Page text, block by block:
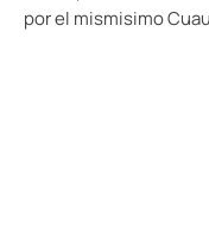
por el mismisimo